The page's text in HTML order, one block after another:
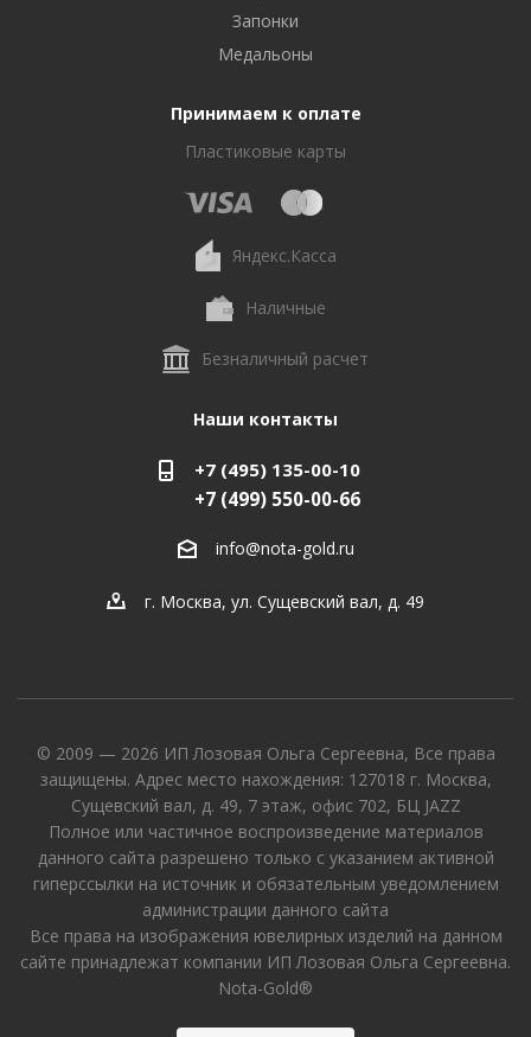
Запонки
Медальоны
Принимаем к оплате
Пластиковые карты
Яндекс.Касса
Наличные
Безналичный расчет
Наши контакты
+7 (495) 135-00-10
+7 (499) 550-00-66
info@nota-gold.ru
г. Москва, ул. Сущевский вал, д. 49
© 2009 — 2026 ИП Лозовая Ольга Сергеевна, Все права
защищены. Адрес место нахождения: 127018 г. Москва,
Сущевский вал, д. 49, 7 этаж, офис 702, БЦ JAZZ
Полное или частичное воспроизведение материалов
данного сайта разрешено только с указанием активной
гиперссылки на источник и обязательным уведомлением
администрации данного сайта
Все права на изображения ювелирных изделий на данном
сайте принадлежат компании ИП Лозовая Ольга Сергеевна.
Nota-Gold®